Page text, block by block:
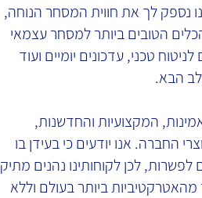
נספק לך את חווית המסחר הנוחה,
הטובים ביותר למסחר עצמאי
טכני, עדכונים יומיים ועוד
הבא.
המקצועיות והחדשנות,
החברה. אנו יודעים כי בעידן בו
לכן לקוחותינו נהנים מתיק
ביותר בעולם וללא